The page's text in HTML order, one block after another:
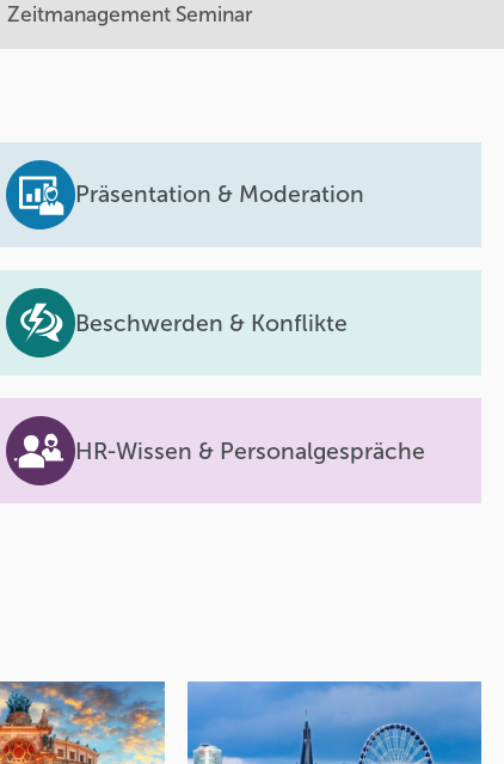
Zeitmanagement Seminar
Präsentation & Moderation
Beschwerden & Konflikte
HR-Wissen & Personalgespräche